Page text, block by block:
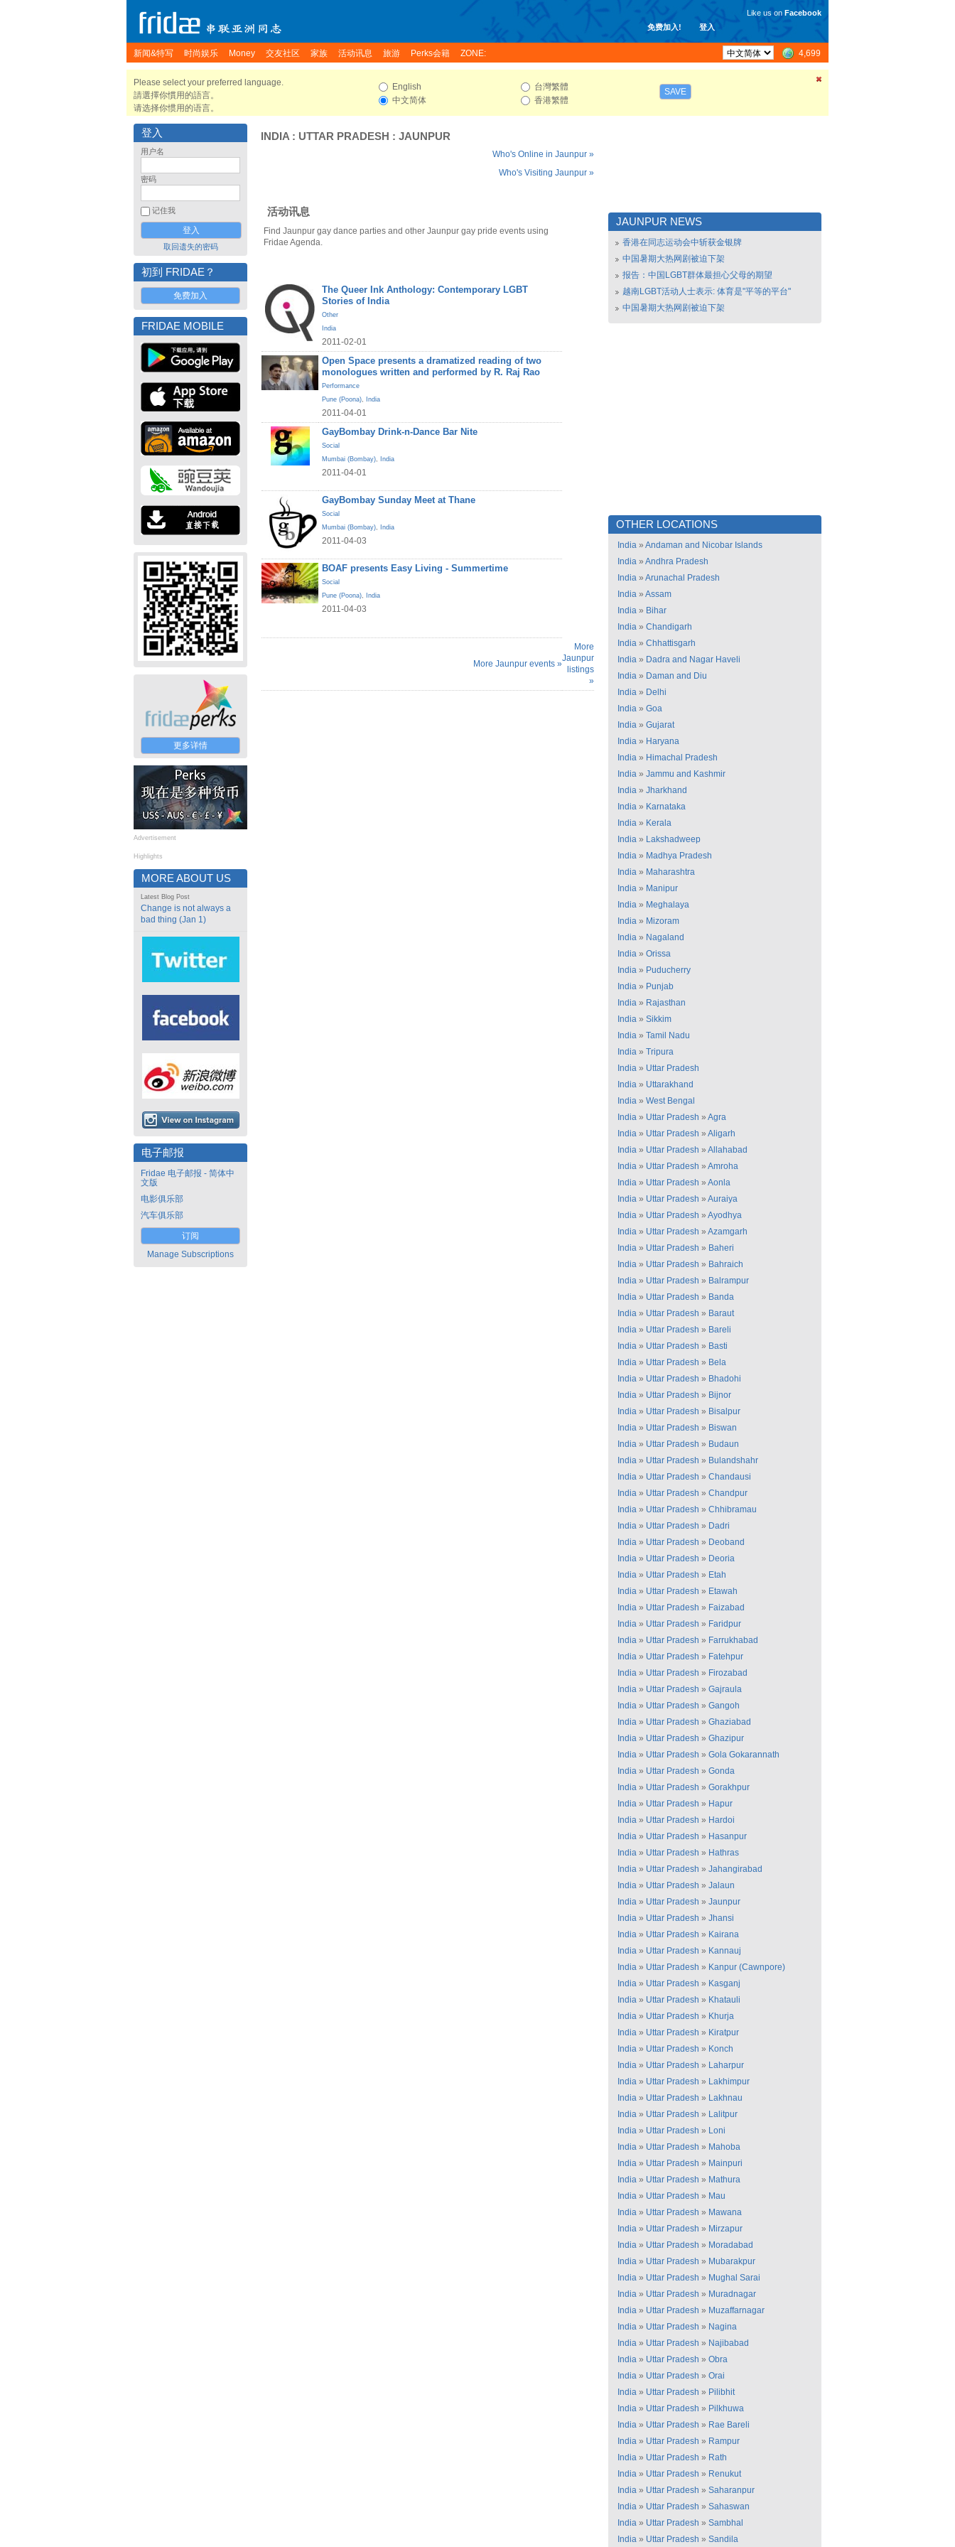
免费加入! 登入
Like us on Facebook
新闻&特写 时尚娱乐 Money 交友社区 家族 活动讯息 旅游 Perks会籍 ZONE: 4,699
Please select your preferred language.
請選擇你慣用的語言。
请选择你惯用的语言。
English
中文简体
台灣繁體
香港繁體
SAVE
登入
用户名
密码
记住我
取回遗失的密码
初到 FRIDAE？
免费加入
FRIDAE MOBILE
更多详情
Advertisement
Highlights
MORE ABOUT US
Latest Blog Post
Change is not always a
bad thing (Jan 1)
电子邮报
Fridae 电子邮报 - 简体中
文版
电影俱乐部
汽车俱乐部
订阅
Manage Subscriptions
INDIA : UTTAR PRADESH : JAUNPUR
Who's Online in Jaunpur »
Who's Visiting Jaunpur »
活动讯息
Find Jaunpur gay dance parties and other Jaunpur gay pride events using
Fridae Agenda.
The Queer Ink Anthology: Contemporary LGBT
Stories of India
Other
India
2011-02-01
Open Space presents a dramatized reading of two
monologues written and performed by R. Raj Rao
Performance
Pune (Poona), India
2011-04-01
GayBombay Drink-n-Dance Bar Nite
Social
Mumbai (Bombay), India
2011-04-01
GayBombay Sunday Meet at Thane
Social
Mumbai (Bombay), India
2011-04-03
BOAF presents Easy Living - Summertime
Social
Pune (Poona), India
2011-04-03
More Jaunpur events »
More
Jaunpur
listings
»
JAUNPUR NEWS
香港在同志运动会中斩获金银牌
中国暑期大热网剧被迫下架
报告：中国LGBT群体最担心父母的期望
越南LGBT活动人士表示: 体育是"平等的平台"
中国暑期大热网剧被迫下架
OTHER LOCATIONS
India » Andaman and Nicobar Islands
India » Andhra Pradesh
India » Arunachal Pradesh
India » Assam
India » Bihar
India » Chandigarh
India » Chhattisgarh
India » Dadra and Nagar Haveli
India » Daman and Diu
India » Delhi
India » Goa
India » Gujarat
India » Haryana
India » Himachal Pradesh
India » Jammu and Kashmir
India » Jharkhand
India » Karnataka
India » Kerala
India » Lakshadweep
India » Madhya Pradesh
India » Maharashtra
India » Manipur
India » Meghalaya
India » Mizoram
India » Nagaland
India » Orissa
India » Puducherry
India » Punjab
India » Rajasthan
India » Sikkim
India » Tamil Nadu
India » Tripura
India » Uttar Pradesh
India » Uttarakhand
India » West Bengal
India » Uttar Pradesh » Agra
India » Uttar Pradesh » Aligarh
India » Uttar Pradesh » Allahabad
India » Uttar Pradesh » Amroha
India » Uttar Pradesh » Aonla
India » Uttar Pradesh » Auraiya
India » Uttar Pradesh » Ayodhya
India » Uttar Pradesh » Azamgarh
India » Uttar Pradesh » Baheri
India » Uttar Pradesh » Bahraich
India » Uttar Pradesh » Balrampur
India » Uttar Pradesh » Banda
India » Uttar Pradesh » Baraut
India » Uttar Pradesh » Bareli
India » Uttar Pradesh » Basti
India » Uttar Pradesh » Bela
India » Uttar Pradesh » Bhadohi
India » Uttar Pradesh » Bijnor
India » Uttar Pradesh » Bisalpur
India » Uttar Pradesh » Biswan
India » Uttar Pradesh » Budaun
India » Uttar Pradesh » Bulandshahr
India » Uttar Pradesh » Chandausi
India » Uttar Pradesh » Chandpur
India » Uttar Pradesh » Chhibramau
India » Uttar Pradesh » Dadri
India » Uttar Pradesh » Deoband
India » Uttar Pradesh » Deoria
India » Uttar Pradesh » Etah
India » Uttar Pradesh » Etawah
India » Uttar Pradesh » Faizabad
India » Uttar Pradesh » Faridpur
India » Uttar Pradesh » Farrukhabad
India » Uttar Pradesh » Fatehpur
India » Uttar Pradesh » Firozabad
India » Uttar Pradesh » Gajraula
India » Uttar Pradesh » Gangoh
India » Uttar Pradesh » Ghaziabad
India » Uttar Pradesh » Ghazipur
India » Uttar Pradesh » Gola Gokarannath
India » Uttar Pradesh » Gonda
India » Uttar Pradesh » Gorakhpur
India » Uttar Pradesh » Hapur
India » Uttar Pradesh » Hardoi
India » Uttar Pradesh » Hasanpur
India » Uttar Pradesh » Hathras
India » Uttar Pradesh » Jahangirabad
India » Uttar Pradesh » Jalaun
India » Uttar Pradesh » Jaunpur
India » Uttar Pradesh » Jhansi
India » Uttar Pradesh » Kairana
India » Uttar Pradesh » Kannauj
India » Uttar Pradesh » Kanpur (Cawnpore)
India » Uttar Pradesh » Kasganj
India » Uttar Pradesh » Khatauli
India » Uttar Pradesh » Khurja
India » Uttar Pradesh » Kiratpur
India » Uttar Pradesh » Konch
India » Uttar Pradesh » Laharpur
India » Uttar Pradesh » Lakhimpur
India » Uttar Pradesh » Lakhnau
India » Uttar Pradesh » Lalitpur
India » Uttar Pradesh » Loni
India » Uttar Pradesh » Mahoba
India » Uttar Pradesh » Mainpuri
India » Uttar Pradesh » Mathura
India » Uttar Pradesh » Mau
India » Uttar Pradesh » Mawana
India » Uttar Pradesh » Mirzapur
India » Uttar Pradesh » Moradabad
India » Uttar Pradesh » Mubarakpur
India » Uttar Pradesh » Mughal Sarai
India » Uttar Pradesh » Muradnagar
India » Uttar Pradesh » Muzaffarnagar
India » Uttar Pradesh » Nagina
India » Uttar Pradesh » Najibabad
India » Uttar Pradesh » Obra
India » Uttar Pradesh » Orai
India » Uttar Pradesh » Pilibhit
India » Uttar Pradesh » Pilkhuwa
India » Uttar Pradesh » Rae Bareli
India » Uttar Pradesh » Rampur
India » Uttar Pradesh » Rath
India » Uttar Pradesh » Renukut
India » Uttar Pradesh » Saharanpur
India » Uttar Pradesh » Sahaswan
India » Uttar Pradesh » Sambhal
India » Uttar Pradesh » Sandila